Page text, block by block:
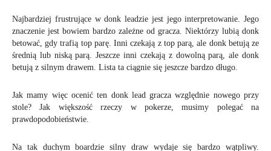
Najbardziej frustrujące w donk leadzie jest jego interpretowanie. Jego
znaczenie jest bowiem bardzo zależne od gracza. Niektórzy lubią donk
betować, gdy trafią top parę. Inni czekają z top parą, ale donk betują ze
średnią lub niską parą. Jeszcze inni czekają z dowolną parą, ale donk
betują z silnym drawem. Lista ta ciągnie się jeszcze bardzo długo.
Jak mamy więc ocenić ten donk lead gracza względnie nowego przy
stole? Jak większość rzeczy w pokerze, musimy polegać na
prawdopodobieństwie.
Na tak duchym boardzie silny draw wydaje się bardzo wątpliwy.